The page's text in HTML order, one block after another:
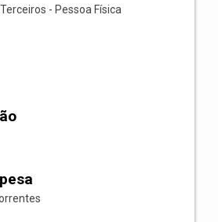
- Pessoa Física